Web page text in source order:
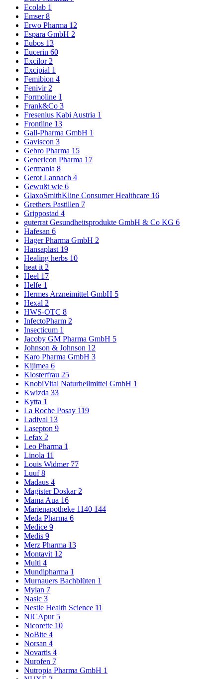
Ecolab 1
Emser8
Erwo Pharma 12
Espara GmbH 2
Eubos 13
Eucerin 60
Excilor2
Excipial 1
Femibion 4
Fenivir2
Formoline 1
Frank&Co 3
Fresenius Kabi Austria 1
Frontline 13
Gall-Pharma GmbH 1
Gaviscon 3
Gebro Pharma 15
Genericon Pharma 17
Germania 8
Gerot Lannach 4
Gewußt wie 6
GlaxoSmithKline Consumer Healthcare 16
Grethers Pastillen 7
Grippostad 4
guterrat Gesundheitsprodukte GmbH & Co KG 6
Hafesan 6
Hager Pharma GmbH 2
Hansaplast 19
Healing herbs 10
heat it2
Heel 17
Helfe 1
Hermes Arzneimittel GmbH 5
Hexal 2
HWS-OTC 8
InfectoPharm 2
Insecticum 1
Jacoby GM Pharma GmbH 5
Johnson & Johnson 12
Karo Pharma GmbH 3
Kijimea 6
Klosterfrau 25
KnobiVital Naturheilmittel GmbH 1
Kwizda 33
Kytta 1
La Roche Posay 119
Ladival 13
Lasepton 9
Lefax 2
Leo Pharma 1
Linola 11
Louis Widmer 77
Luuf8
Madaus 4
Magister Doskar2
Mama Aua 16
Marienapotheke 1140 144
Meda Pharma 6
Medice 9
Medis 9
Merz Pharma 13
Montavit 12
Multi 4
Mundipharma 1
Murnauers Bachblüten 1
Mylan 7
Nasic 3
Nestle Health Science 11
NICApur 5
Nicorette 10
NoBite 4
Norsan 4
Novartis 4
Nurofen 7
Nutropia Pharma GmbH 1